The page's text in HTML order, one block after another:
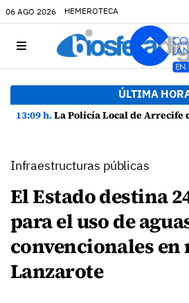
06 AGO 2026 HEMEROTECA
ÚLTIMA
13:09 h.La Policía Local de Arrecife detiene a dos varones
Infraestructuras públicas
El Estado destina
para el uso de
convencionales en
Lanzarote